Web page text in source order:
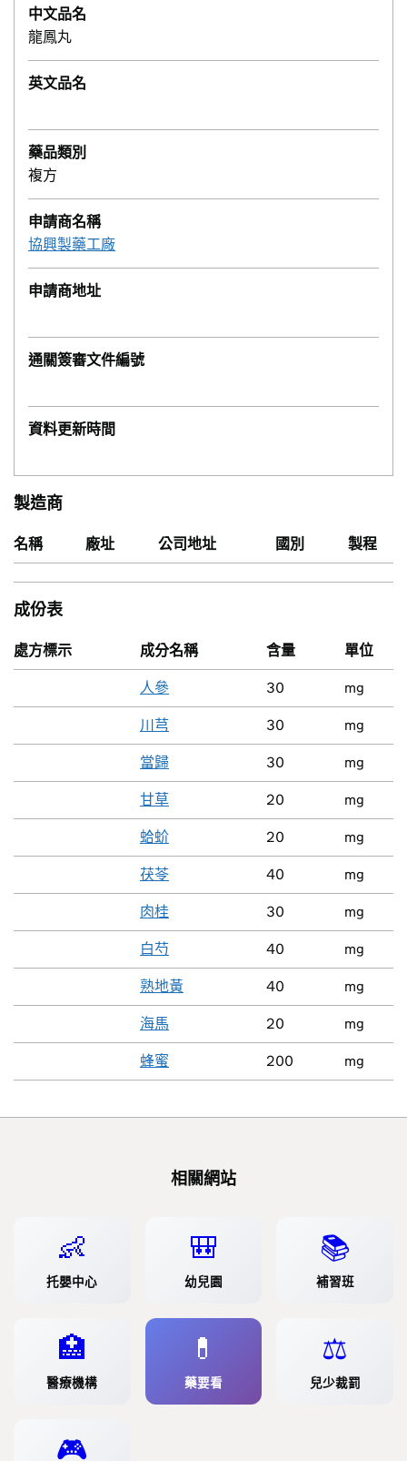
中文品名
龍鳳丸
英文品名
藥品類別
複方
申請商名稱
協興製藥工廠
申請商地址
通關簽審文件編號
資料更新時間
製造商
名稱 廠址 公司地址 國別 製程
成份表
處方標示 成分名稱 含量 單位
人參 30 mg
川芎 30 mg
當歸 30 mg
甘草 20 mg
蛤蚧 20 mg
茯苓 40 mg
肉桂 30 mg
白芍 40 mg
熟地黃 40 mg
海馬 20 mg
蜂蜜 200 mg
相關網站
👶
托嬰中心
🎒
幼兒園
📚
補習班
🏥
醫療機構
💊
藥要看
⚖️
兒少裁罰
🎮